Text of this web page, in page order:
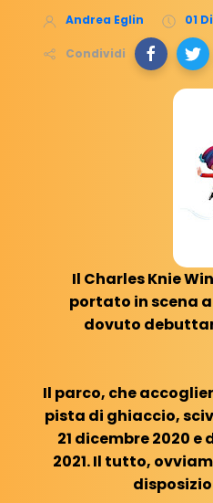
Andrea Eglin 01
Condividi
Il Charles Knie
portato in scena
dovuto
Il parco, che
pista di ghiaccio,
21 dicembre 2020
2021. Il tutto,